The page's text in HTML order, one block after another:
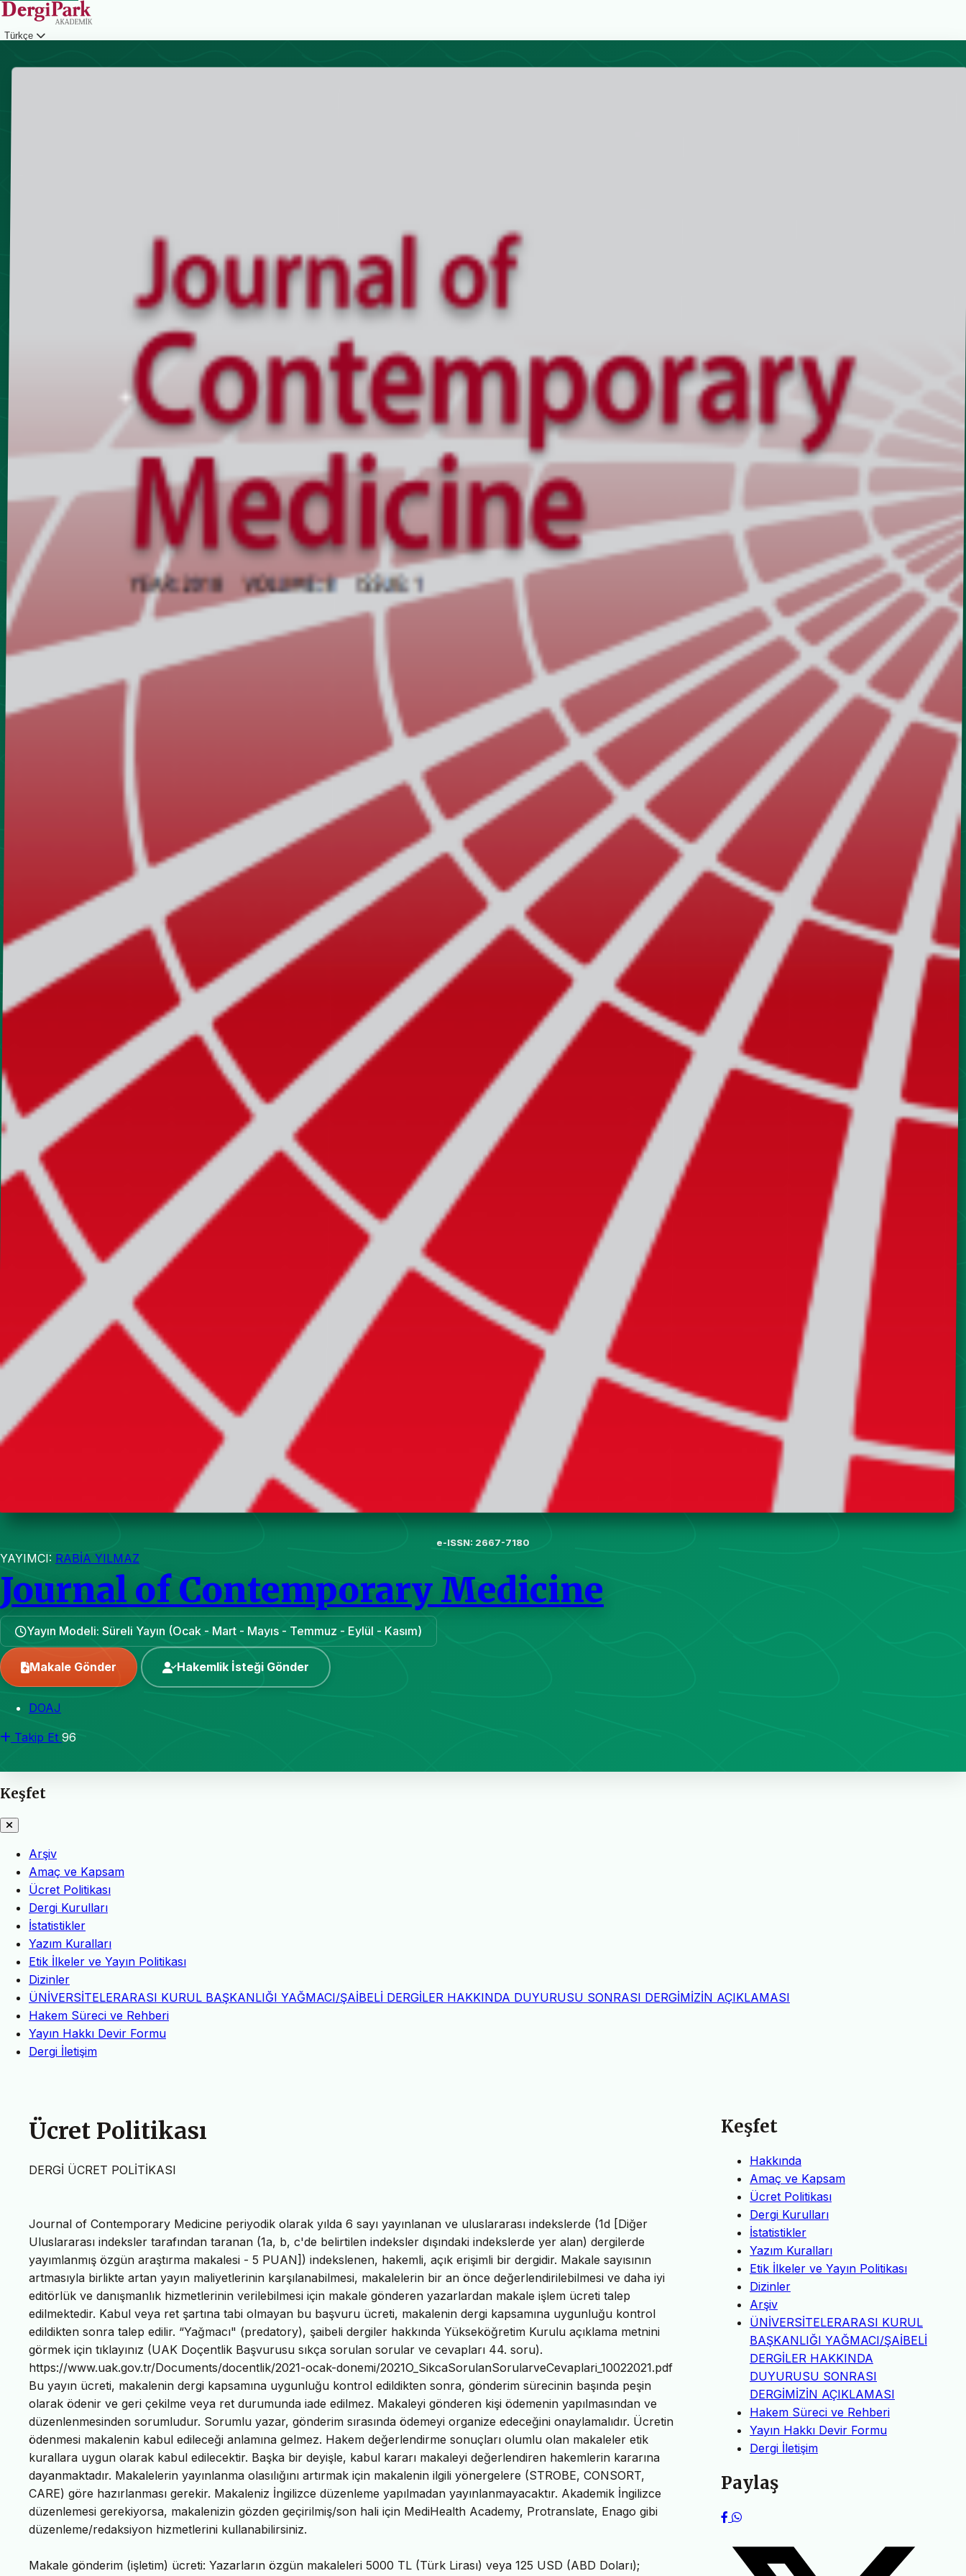
Türkçe
e-ISSN: 2667-7180
YAYIMCI: RABİA YILMAZ
Journal of Contemporary Medicine
Yayın Modeli: Süreli Yayın (Ocak - Mart - Mayıs - Temmuz - Eylül - Kasım)
Makale Gönder Hakemlik İsteği Gönder
DOAJ
Takip Et 96
Keşfet
Arşiv
Amaç ve Kapsam
Ücret Politikası
Dergi Kurulları
İstatistikler
Yazım Kuralları
Etik İlkeler ve Yayın Politikası
Dizinler
ÜNİVERSİTELERARASI KURUL BAŞKANLIĞI YAĞMACI/ŞAİBELİ DERGİLER HAKKINDA DUYURUSU SONRASI DERGİMİZİN AÇIKLAMASI
Hakem Süreci ve Rehberi
Yayın Hakkı Devir Formu
Dergi İletişim
Ücret Politikası
DERGİ ÜCRET POLİTİKASI
Journal of Contemporary Medicine periyodik olarak yılda 6 sayı yayınlanan ve uluslararası indekslerde (1d [Diğer
Uluslararası indeksler tarafından taranan (1a, b, c'de belirtilen indeksler dışındaki indekslerde yer alan) dergilerde
yayımlanmış özgün araştırma makalesi - 5 PUAN]) indekslenen, hakemli, açık erişimli bir dergidir. Makale sayısının
artmasıyla birlikte artan yayın maliyetlerinin karşılanabilmesi, makalelerin bir an önce değerlendirilebilmesi ve daha iyi
editörlük ve danışmanlık hizmetlerinin verilebilmesi için makale gönderen yazarlardan makale işlem ücreti talep
edilmektedir. Kabul veya ret şartına tabi olmayan bu başvuru ücreti, makalenin dergi kapsamına uygunluğu kontrol
edildikten sonra talep edilir. “Yağmacı" (predatory), şaibeli dergiler hakkında Yükseköğretim Kurulu açıklama metnini
görmek için tıklayınız (UAK Doçentlik Başvurusu sıkça sorulan sorular ve cevapları 44. soru).
https://www.uak.gov.tr/Documents/docentlik/2021-ocak-donemi/2021O_SikcaSorulanSorularveCevaplari_10022021.pdf
Bu yayın ücreti, makalenin dergi kapsamına uygunluğu kontrol edildikten sonra, gönderim sürecinin başında peşin
olarak ödenir ve geri çekilme veya ret durumunda iade edilmez. Makaleyi gönderen kişi ödemenin yapılmasından ve
düzenlenmesinden sorumludur. Sorumlu yazar, gönderim sırasında ödemeyi organize edeceğini onaylamalıdır. Ücretin
ödenmesi makalenin kabul edileceği anlamına gelmez. Hakem değerlendirme sonuçları olumlu olan makaleler etik
kurallara uygun olarak kabul edilecektir. Başka bir deyişle, kabul kararı makaleyi değerlendiren hakemlerin kararına
dayanmaktadır. Makalelerin yayınlanma olasılığını artırmak için makalenin ilgili yönergelere (STROBE, CONSORT,
CARE) göre hazırlanması gerekir. Makaleniz İngilizce düzenleme yapılmadan yayınlanmayacaktır. Akademik İngilizce
düzenlemesi gerekiyorsa, makalenizin gözden geçirilmiş/son hali için MediHealth Academy, Protranslate, Enago gibi
düzenleme/redaksiyon hizmetlerini kullanabilirsiniz.
Makale gönderim (işletim) ücreti: Yazarların özgün makaleleri 5000 TL (Türk Lirası) veya 125 USD (ABD Doları);
Keşfet
Hakkında
Amaç ve Kapsam
Ücret Politikası
Dergi Kurulları
İstatistikler
Yazım Kuralları
Etik İlkeler ve Yayın Politikası
Dizinler
Arşiv
ÜNİVERSİTELERARASI KURUL
BAŞKANLIĞI YAĞMACI/ŞAİBELİ
DERGİLER HAKKINDA
DUYURUSU SONRASI
DERGİMİZİN AÇIKLAMASI
Hakem Süreci ve Rehberi
Yayın Hakkı Devir Formu
Dergi İletişim
Paylaş